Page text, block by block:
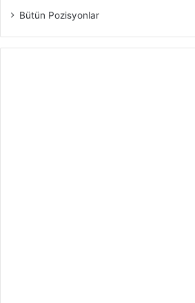
Bütün Pozisyonlar